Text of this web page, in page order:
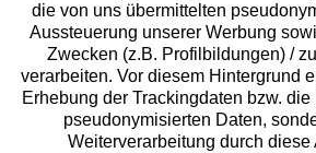
Services
Beratung
Über uns
die von uns übermittelten
Aussteuerung unserer Werbung
Zwecken (z.B. Profilbildungen) /
verarbeiten. Vor diesem Hintergrund
Erhebung der Trackingdaten bzw.
pseudonymisierten Daten,
Weiterverarbeitung durch diese